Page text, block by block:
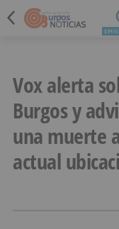
Vox alerta
Burgos y
una muerte
actual